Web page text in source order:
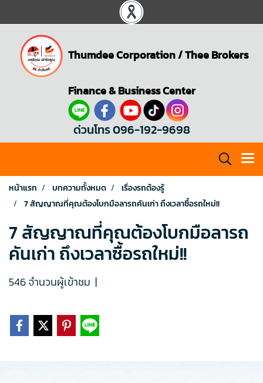
Thumdee Corporation/Thee Brokers
Finance & Business Center
ด่วนโทร 096-192-9698
หน้าแรก บทความทั้งหมด
เรื่องรถต้องรู้
7 สัญญาณที่คุณต้องโบกมือลารถคันเก่า ถึงเวลาซื้อรถใหม่!!
7 สัญญาณที่คุณต้องโบกมือลารถ
คันเก่า ถึงเวลาซื้อรถใหม่!!
546 จำนวนผู้เข้าชม |